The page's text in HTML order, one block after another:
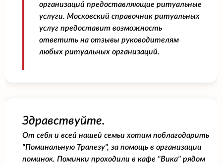
организаций предоставляющие ритуальные
услуги. Московский справочник ритуальных
услуг предоставит возможность
ответить на отзывы руководителям
любых ритуальных организаций.
Здравствуйте.
От себя и всей нашей семьи хотим поблагодарить
"Поминальную Трапезу", за помощь в организации
поминок. Поминки проходили в кафе "Вика" рядом